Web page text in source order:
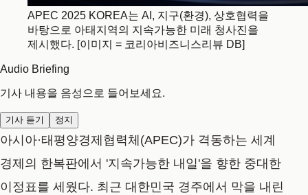
APEC 2025 KOREA는 AI, 지구(환경), 상호협력을
바탕으로 아태지역의 지속가능한 미래 청사진을
제시했다. [이미지 = 코리아비즈니스리뷰 DB]
Audio Briefing
기사 내용을 음성으로 들어보세요.
기사 듣기 정지
아시아·태평양경제협력체(APEC)가 격동하는 세계
경제의 한복판에서 '지속가능한 내일'을 향한 중대한
이정표를 세웠다. 최근 대한민국 경주에서 막을 내린